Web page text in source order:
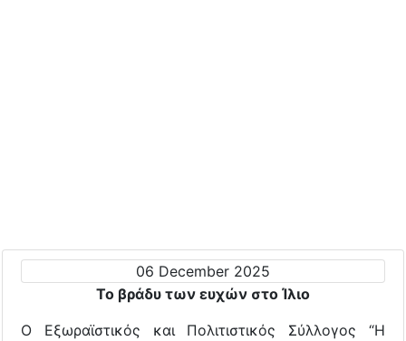
06 December 2025
Το βράδυ των ευχών στο Ίλιο
Ο Εξωραϊστικός και Πολιτιστικός Σύλλογος “Η